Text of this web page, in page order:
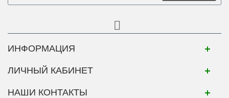
ИНФОРМАЦИЯ
ЛИЧНЫЙ КАБИНЕТ
НАШИ КОНТАКТЫ